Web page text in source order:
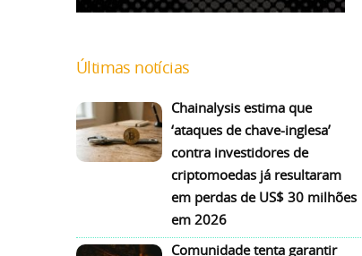
Últimas notícias
Chainalysis estima que
‘ataques de chave-inglesa’
contra investidores de
criptomoedas já resultaram
em perdas de US$ 30 milhões
em 2026
Comunidade tenta garantir